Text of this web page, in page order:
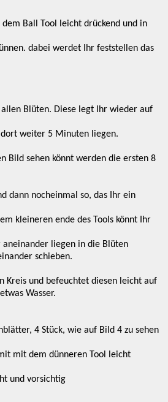
Ball Tool leicht drückend und in
dabei werdet Ihr feststellen das
Blüten. Diese legt Ihr wieder auf
dort weiter 5 Minuten liegen.
Bild sehen könnt werden die ersten 8
dann nocheinmal so, das Ihr ein
kleineren ende des Tools könnt Ihr
aneinander liegen in die Blüten
schieben.
Kreis und befeuchtet diesen leicht auf
Wasser.
4 Stück, wie auf Bild 4 zu sehen
mit dem dünneren Tool leicht
und vorsichtig